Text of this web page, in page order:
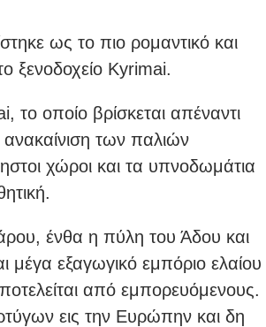
ως το πιο ρομαντικό και
ξενοδοχείο Kyrimai.
το οποίο βρίσκεται απέναντι
των παλιών
χώροι και τα υπνοδωμάτια
ένθα η πύλη του Άδου και
μέγα εξαγωγικό εμπόριο ελαίου
από εμπορευόμενους.
εις την Ευρώπην και δη